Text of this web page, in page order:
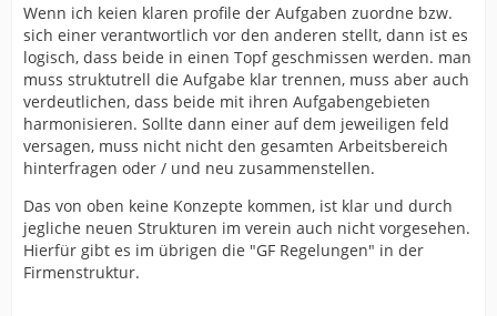
Wenn ich keien klaren profile der Aufgaben zuordne bzw.
sich einer verantwortlich vor den anderen stellt, dann ist es
logisch, dass beide in einen Topf geschmissen werden. man
muss struktutrell die Aufgabe klar trennen, muss aber auch
verdeutlichen, dass beide mit ihren Aufgabengebieten
harmonisieren. Sollte dann einer auf dem jeweiligen feld
versagen, muss nicht nicht den gesamten Arbeitsbereich
hinterfragen oder / und neu zusammenstellen.
Das von oben keine Konzepte kommen, ist klar und durch
jegliche neuen Strukturen im verein auch nicht vorgesehen.
Hierfür gibt es im übrigen die "GF Regelungen" in der
Firmenstruktur.